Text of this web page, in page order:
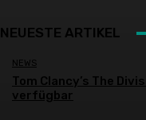
NEUESTE ARTIKEL
NEWS
Tom Clancy’s The
verfügbar